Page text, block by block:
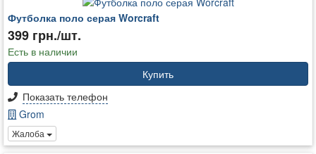
Футболка поло серая Worcraft
399 грн./шт.
Есть в наличии
Купить
Показать телефон
Grom
Жалоба